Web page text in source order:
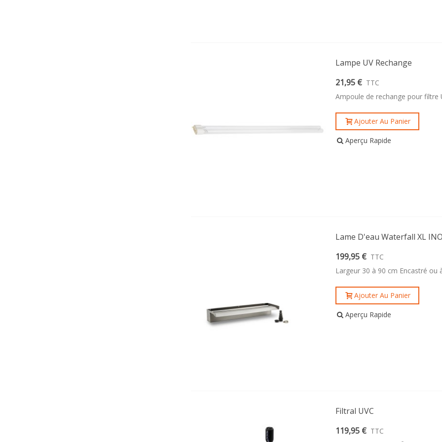
Lampe UV Rechange
21,95 € TTC
Ampoule de rechange pour filtre
Ajouter Au Panier
Aperçu Rapide
Lame D'eau Waterfall XL
199,95 € TTC
Largeur 30 à 90 cm Encastré ou
Ajouter Au Panier
Aperçu Rapide
Filtral UVC
119,95 € TTC